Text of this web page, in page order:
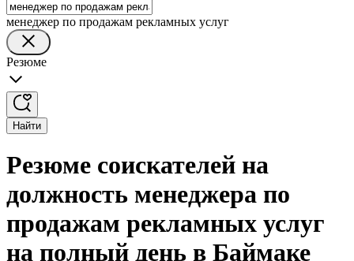
менеджер по продажам рекламных услуг
Резюме
Найти
Резюме соискателей на
должность менеджера по
продажам рекламных услуг
на полный день в Баймаке